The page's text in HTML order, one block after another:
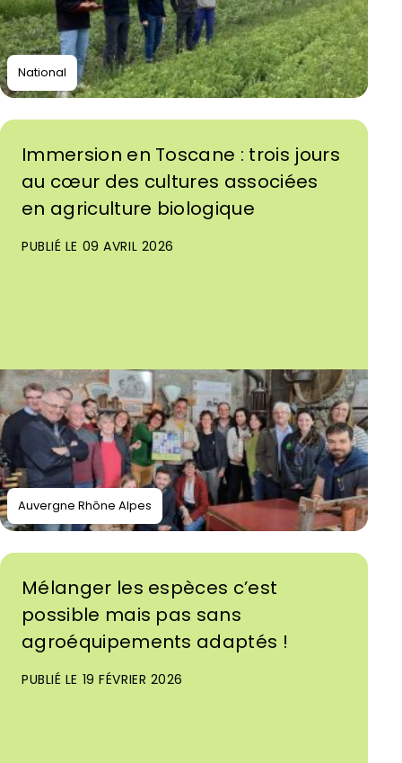
National
Immersion en Toscane : trois jours
au cœur des cultures associées
en agriculture biologique
PUBLIÉ LE 09 AVRIL 2026
Auvergne Rhône Alpes
Mélanger les espèces c’est
possible mais pas sans
agroéquipements adaptés !
PUBLIÉ LE 19 FÉVRIER 2026